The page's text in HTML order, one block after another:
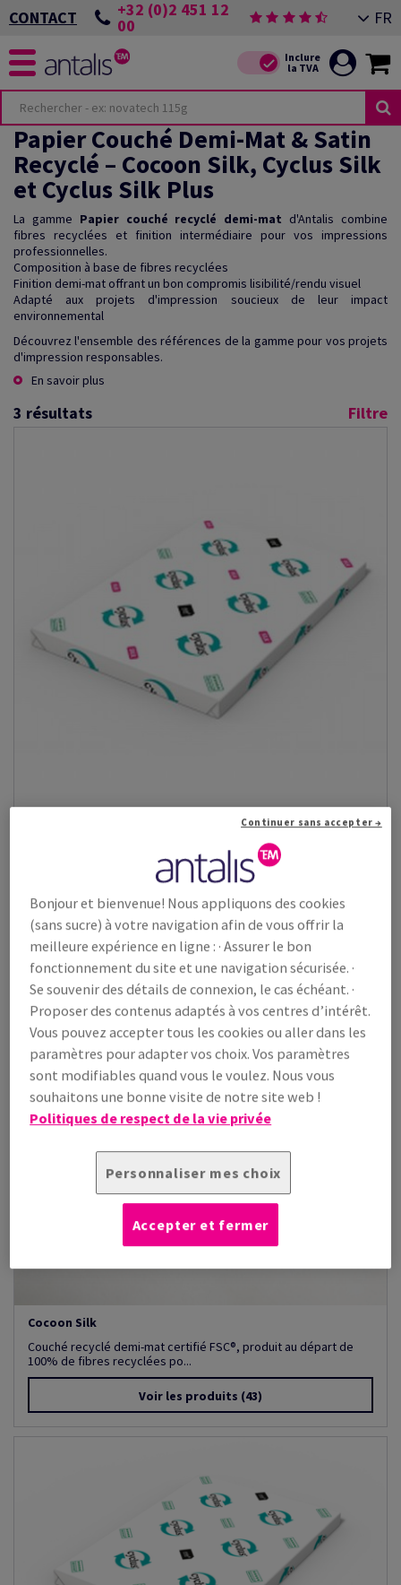
CONTACT +32 (0)2 451 12
00 FR
Papier Couché Demi-Mat & Satin
Recyclé – Cocoon Silk, Cyclus Silk
et Cyclus Silk Plus
La gamme Papier couché recyclé demi-mat d'Antalis combine
fibres recyclées et finition intermédiaire pour vos impressions
professionnelles.
Composition à base de fibres recyclées
Finition demi-mat offrant un bon compromis lisibilité/rendu visuel
Adapté aux projets d'impression soucieux de leur impact
environnemental
Découvrez l'ensemble des références de la gamme pour vos projets
d'impression responsables.
En savoir plus
3 résultats Filtre
Couché demi-mat, deux faces, produit à partir de fibres 100%
Cocoon Silk
Couché recyclé demi-mat certifié FSC®, produit au départ de
100% de fibres recyclées po...
Voir les produits (43)
Bonjour et bienvenue! Nous appliquons des cookies
(sans sucre) à votre navigation afin de vous offrir la
meilleure expérience en ligne : · Assurer le bon
fonctionnement du site et une navigation sécurisée. ·
Se souvenir des détails de connexion, le cas échéant. ·
Proposer des contenus adaptés à vos centres d’intérêt.
Vous pouvez accepter tous les cookies ou aller dans les
paramètres pour adapter vos choix. Vos paramètres
sont modifiables quand vous le voulez. Nous vous
souhaitons une bonne visite de notre site web !
Politiques de respect de la vie privée
Personnaliser mes choix
Continuer sans accepter →
Accepter et fermer